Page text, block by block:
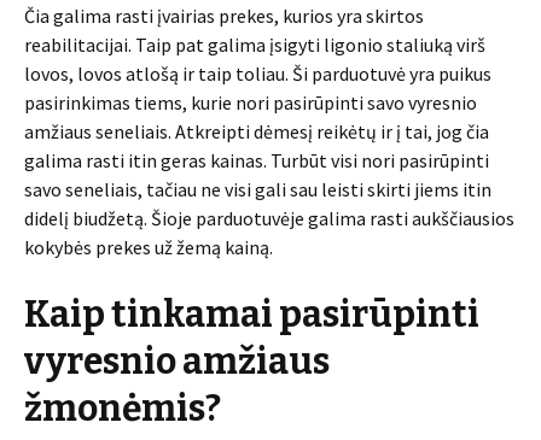
Čia galima rasti įvairias prekes, kurios yra skirtos
reabilitacijai. Taip pat galima įsigyti ligonio staliuką virš
lovos, lovos atlošą ir taip toliau. Ši parduotuvė yra puikus
pasirinkimas tiems, kurie nori pasirūpinti savo vyresnio
amžiaus seneliais. Atkreipti dėmesį reikėtų ir į tai, jog čia
galima rasti itin geras kainas. Turbūt visi nori pasirūpinti
savo seneliais, tačiau ne visi gali sau leisti skirti jiems itin
didelį biudžetą. Šioje parduotuvėje galima rasti aukščiausios
kokybės prekes už žemą kainą.
Kaip tinkamai pasirūpinti
vyresnio amžiaus
žmonėmis?